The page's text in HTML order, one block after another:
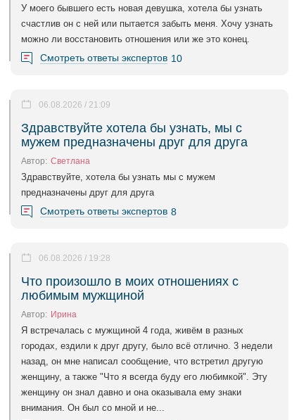
У моего бывшего есть новая девушка, хотела бы узнать
счастлив он с ней или пытается забыть меня. Хочу узнать
можно ли восстановить отношения или же это конец.
Смотреть ответы экспертов 10
Здравствуйте хотела бы узнать, мы с
мужем предназначены друг для друга
06.08.2026 / 21:09
Автор: Светлана
Здравствуйте, хотела бы узнать мы с мужем
предназначены друг для друга
Смотреть ответы экспертов 8
Что произошло в моих отношениях с
любимым мужщиной
06.08.2026 / 19:28
Автор: Ирина
Я встречалась с мужщиной 4 года, живём в разных
городах, ездили к друг другу, было всё отлично. 3 недели
назад, он мне написал сообщение, что встретил другую
женщину, а также "Что я всегда буду его любимкой". Эту
женщину он знал давно и она оказывала ему знаки
внимания. Он был со мной и не...